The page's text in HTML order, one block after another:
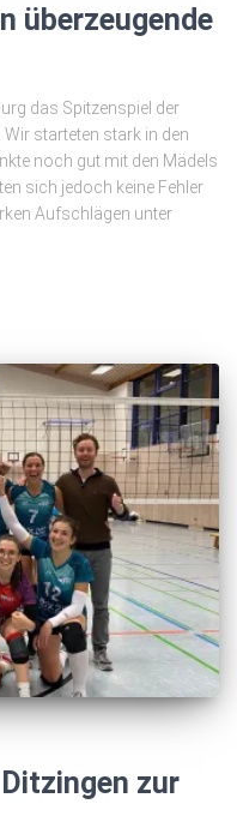
überzeugende
das Spitzenspiel der
starteten stark in den
noch gut mit den Mädels
sich jedoch keine Fehler
Aufschlägen unter
zur